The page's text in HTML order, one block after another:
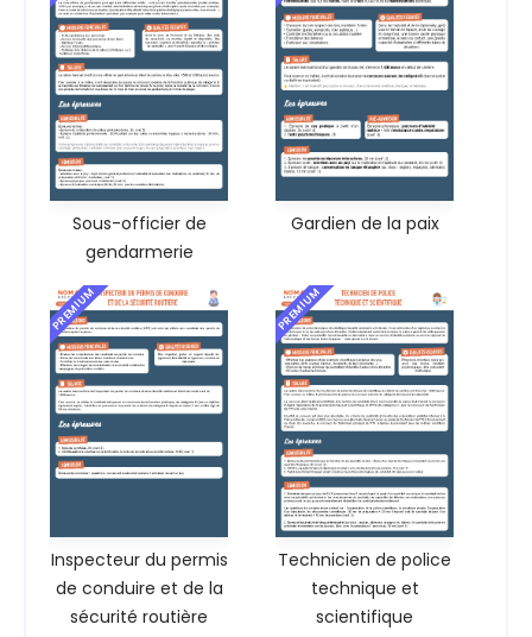
Sous-officier de
gendarmerie
Gardien de la paix
PREMIUM
Inspecteur du permis
de conduire et de la
sécurité routière
PREMIUM
Technicien de police
technique et
scientifique